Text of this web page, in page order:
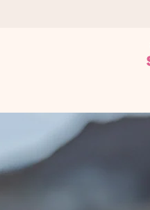
voit antaa sen juuri oikeaan